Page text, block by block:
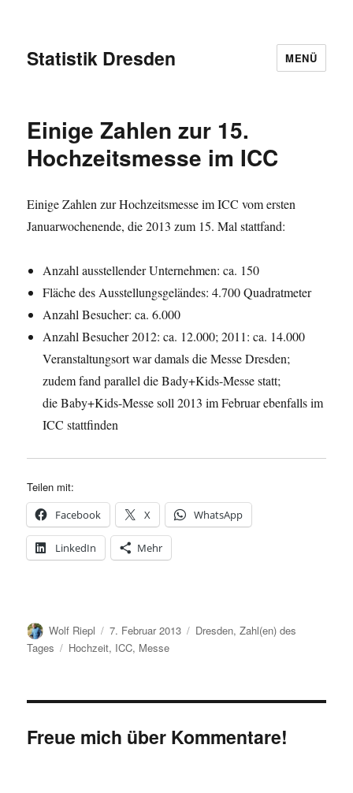
Statistik Dresden MENÜ
Einige Zahlen zur 15.
Hochzeitsmesse im ICC
Einige Zahlen zur Hochzeitsmesse im ICC vom ersten
Januarwochenende, die 2013 zum 15. Mal stattfand:
Anzahl ausstellender Unternehmen: ca. 150
Fläche des Ausstellungsgeländes: 4.700 Quadratmeter
Anzahl Besucher: ca. 6.000
Anzahl Besucher 2012: ca. 12.000; 2011: ca. 14.000
Veranstaltungsort war damals die Messe Dresden;
zudem fand parallel die Bady+Kids-Messe statt;
die Baby+Kids-Messe soll 2013 im Februar ebenfalls im
ICC stattfinden
Teilen mit:
Facebook X WhatsApp
LinkedIn Mehr
Autor
Wolf Riepl
Veröffentlicht
am
7. Februar 2013 Kategorien
Dresden,Zahl(en) des
Tages
Schlagwörter
Hochzeit, ICC, Messe
Freue mich über Kommentare!